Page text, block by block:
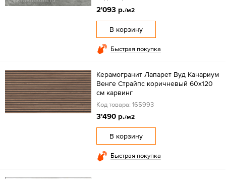
2'093 р./м2
В корзину
Быстрая покупка
Керамогранит Лапарет Вуд Канариум
Венге Страйпс коричневый 60x120
см карвинг
Код товара: 165993
3'490 р./м2
В корзину
Быстрая покупка